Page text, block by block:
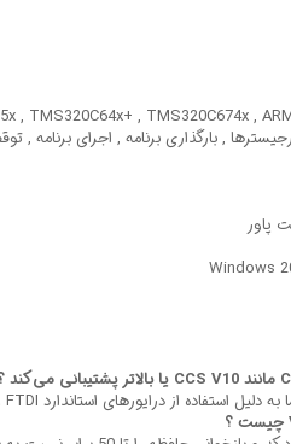
, بارگذاری برنامه , اجرای برنامه ,